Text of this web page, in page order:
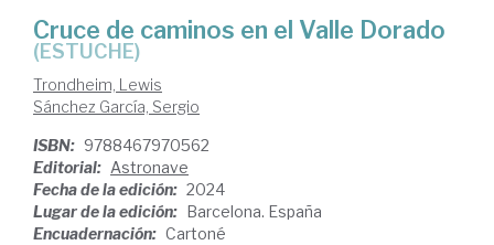
Cruce de caminos en el Valle Dorado
(ESTUCHE)
Trondheim, Lewis
Sánchez García, Sergio
ISBN: 9788467970562
Editorial: Astronave
Fecha de la edición: 2024
Lugar de la edición: Barcelona. España
Encuadernación: Cartoné